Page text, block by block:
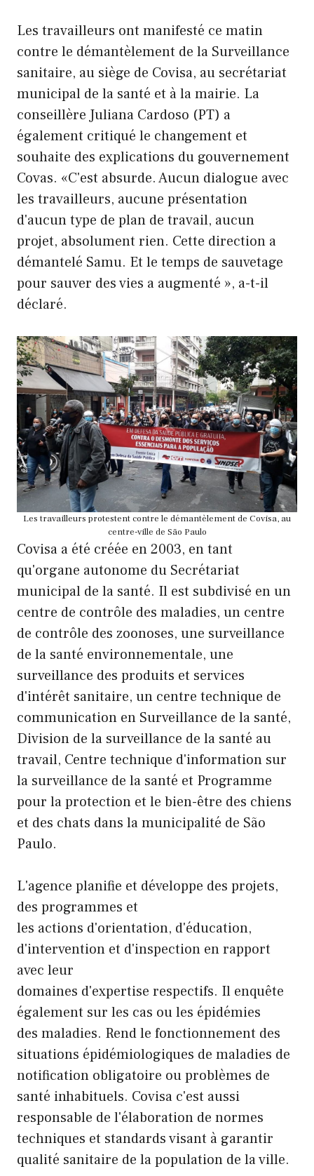
Les travailleurs ont manifesté ce matin
contre le démantèlement de la Surveillance
sanitaire, au siège de Covisa, au secrétariat
municipal de la santé et à la mairie. La
conseillère Juliana Cardoso (PT) a
également critiqué le changement et
souhaite des explications du gouvernement
Covas. «C'est absurde. Aucun dialogue avec
les travailleurs, aucune présentation
d'aucun type de plan de travail, aucun
projet, absolument rien. Cette direction a
démantelé Samu. Et le temps de sauvetage
pour sauver des vies a augmenté », a-t-il
déclaré.
Les travailleurs protestent contre le démantèlement de Covisa, au
centre-ville de São Paulo
Covisa a été créée en 2003, en tant
qu'organe autonome du Secrétariat
municipal de la santé. Il est subdivisé en un
centre de contrôle des maladies, un centre
de contrôle des zoonoses, une surveillance
de la santé environnementale, une
surveillance des produits et services
d'intérêt sanitaire, un centre technique de
communication en Surveillance de la santé,
Division de la surveillance de la santé au
travail, Centre technique d'information sur
la surveillance de la santé et Programme
pour la protection et le bien-être des chiens
et des chats dans la municipalité de São
Paulo.
L'agence planifie et développe des projets,
des programmes et
les actions d'orientation, d'éducation,
d'intervention et d'inspection en rapport
avec leur
domaines d'expertise respectifs. Il enquête
également sur les cas ou les épidémies
des maladies. Rend le fonctionnement des
situations épidémiologiques de maladies de
notification obligatoire ou problèmes de
santé inhabituels. Covisa c'est aussi
responsable de l'élaboration de normes
techniques et standards visant à garantir
qualité sanitaire de la population de la ville.